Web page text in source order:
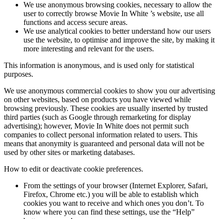
We use anonymous browsing cookies, necessary to allow the
user to correctly browse Movie In White ’s website, use all
functions and access secure areas.
We use analytical cookies to better understand how our users
use the website, to optimise and improve the site, by making it
more interesting and relevant for the users.
This information is anonymous, and is used only for statistical
purposes.
We use anonymous commercial cookies to show you our advertising
on other websites, based on products you have viewed while
browsing previously. These cookies are usually inserted by trusted
third parties (such as Google through remarketing for display
advertising); however, Movie In White does not permit such
companies to collect personal information related to users. This
means that anonymity is guaranteed and personal data will not be
used by other sites or marketing databases.
How to edit or deactivate cookie preferences.
From the settings of your browser (Internet Explorer, Safari,
Firefox, Chrome etc.) you will be able to establish which
cookies you want to receive and which ones you don’t. To
know where you can find these settings, use the “Help”